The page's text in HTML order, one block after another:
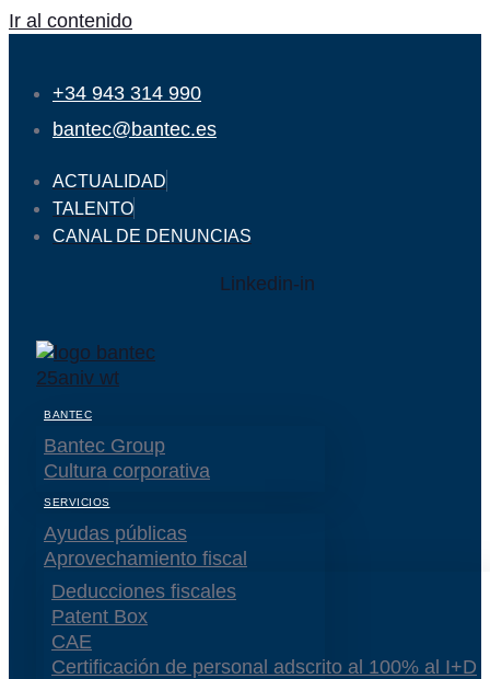
Ir al contenido
+34 943 314 990
bantec@bantec.es
ACTUALIDAD
TALENTO
CANAL DE DENUNCIAS
Linkedin-in
BANTEC
Bantec Group
Cultura corporativa
SERVICIOS
Ayudas públicas
Aprovechamiento fiscal
Deducciones fiscales
Patent Box
CAE
Certificación de personal adscrito al 100% al I+D